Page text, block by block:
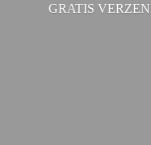
GRATIS